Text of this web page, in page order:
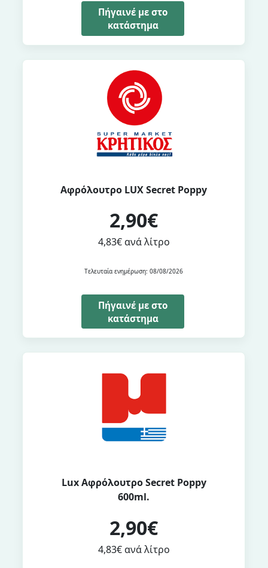
Πήγαινέ με στο
κατάστημα
Αφρόλουτρο LUX Secret Poppy
2,90€
4,83€ ανά λίτρο
Τελευταία ενημέρωση: 08/08/2026
Πήγαινέ με στο
κατάστημα
Lux Αφρόλουτρο Secret Poppy
600ml.
2,90€
4,83€ ανά λίτρο